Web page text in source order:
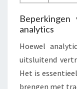
analytics
Hoewel
uitsluitend
Het is
brengen met